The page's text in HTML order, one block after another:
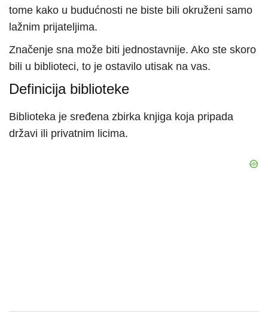
tome kako u budućnosti ne biste bili okruženi samo
lažnim prijateljima.
Značenje sna može biti jednostavnije. Ako ste skoro
bili u biblioteci, to je ostavilo utisak na vas.
Definicija biblioteke
Biblioteka je sređena zbirka knjiga koja pripada
državi ili privatnim licima.